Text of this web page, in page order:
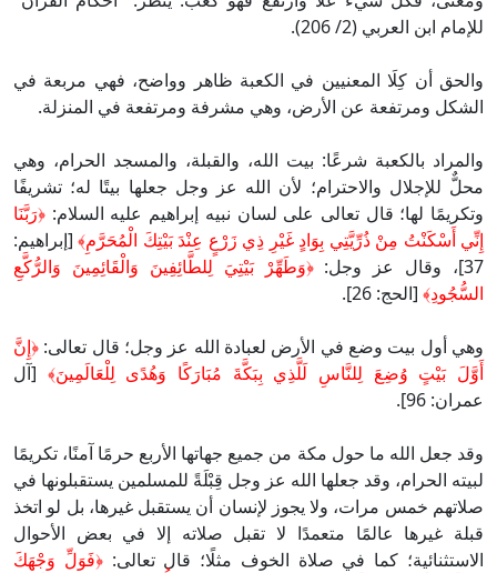
للإمام ابن العربي (2/ 206).
والحق أن كِلَا المعنيين في الكعبة ظاهر وواضح، فهي مربعة في
الشكل ومرتفعة عن الأرض، وهي مشرفة ومرتفعة في المنزلة.
والمراد بالكعبة شرعًا: بيت الله، والقبلة، والمسجد الحرام، وهي
محلٌّ للإجلال والاحترام؛ لأن الله عز وجل جعلها بيتًا له؛ تشريفًا
وتكريمًا لها؛ قال تعالى على لسان نبيه إبراهيم عليه السلام: ﴿رَبَّنَا
إِنِّي أَسْكَنْتُ مِنْ ذُرِّيَّتِي بِوَادٍ غَيْرِ ذِي زَرْعٍ عِنْدَ بَيْتِكَ الْمُحَرَّمِ﴾[إبراهيم:
37]، وقال عز وجل:
﴿وَطَهِّرْ بَيْتِيَ لِلطَّائِفِينَ وَالْقَائِمِينَ وَالرُّكَّعِ
السُّجُودِ﴾ [الحج: 26].
وهي أول بيت وضع في الأرض لعبادة الله عز وجل؛ قال تعالى: ﴿إِنَّ
أَوَّلَ بَيْتٍ وُضِعَ لِلنَّاسِ لَلَّذِي بِبَكَّةَ مُبَارَكًا وَهُدًى لِلْعَالَمِينَ﴾ [آل
عمران: 96].
وقد جعل الله ما حول مكة من جميع جهاتها الأربع حرمًا آمنًا، تكريمًا
لبيته الحرام، وقد جعلها الله عز وجل قِبْلَةً للمسلمين يستقبلونها في
صلاتهم خمس مرات، ولا يجوز لإنسان أن يستقبل غيرها، بل لو اتخذ
قبلة غيرها عالمًا متعمدًا لا تقبل صلاته إلا في بعض الأحوال
الاستثنائية؛ كما في صلاة الخوف مثلًا؛ قال تعالى:﴿فَوَلِّ وَجْهَكَ